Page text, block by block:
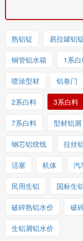
熟铝锭 易拉罐铝
铜管铝水箱 1系
喷涂型材 铝卷门
2系白料 3系白料
7系白料 型材铝屑
钢芯铝绞线 拉丝
活塞 机体 汽
民用生铝 国标生
破碎熟铝水价 破
生铝屑铝水价